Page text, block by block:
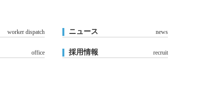
worker dispatch
office
ニュース news
採用情報 recruit